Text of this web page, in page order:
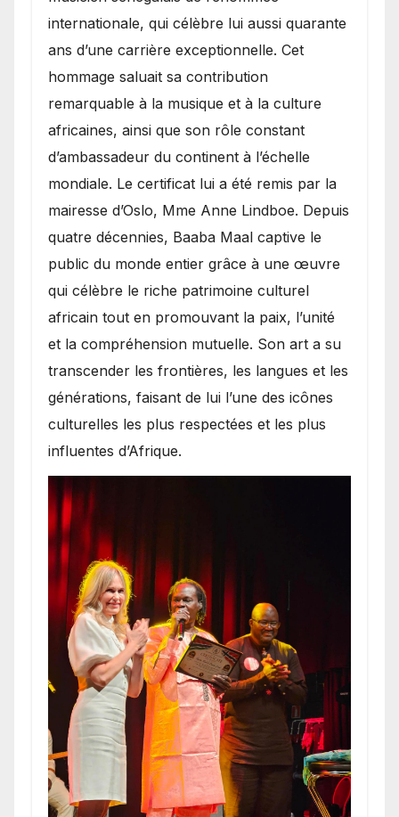
internationale, qui célèbre lui aussi quarante
ans d’une carrière exceptionnelle. Cet
hommage saluait sa contribution
remarquable à la musique et à la culture
africaines, ainsi que son rôle constant
d’ambassadeur du continent à l’échelle
mondiale. Le certificat lui a été remis par la
mairesse d’Oslo, Mme Anne Lindboe. Depuis
quatre décennies, Baaba Maal captive le
public du monde entier grâce à une œuvre
qui célèbre le riche patrimoine culturel
africain tout en promouvant la paix, l’unité
et la compréhension mutuelle. Son art a su
transcender les frontières, les langues et les
générations, faisant de lui l’une des icônes
culturelles les plus respectées et les plus
influentes d’Afrique.